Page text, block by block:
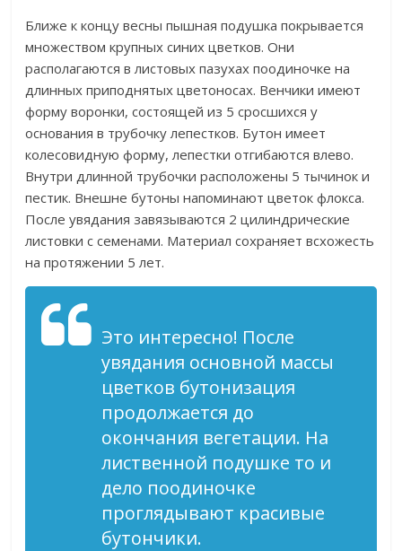
Ближе к концу весны пышная подушка покрывается
множеством крупных синих цветков. Они
располагаются в листовых пазухах поодиночке на
длинных приподнятых цветоносах. Венчики имеют
форму воронки, состоящей из 5 сросшихся у
основания в трубочку лепестков. Бутон имеет
колесовидную форму, лепестки отгибаются влево.
Внутри длинной трубочки расположены 5 тычинок и
пестик. Внешне бутоны напоминают цветок флокса.
После увядания завязываются 2 цилиндрические
листовки с семенами. Материал сохраняет всхожесть
на протяжении 5 лет.
Это интересно! После
увядания основной массы
цветков бутонизация
продолжается до
окончания вегетации. На
лиственной подушке то и
дело поодиночке
проглядывают красивые
бутончики.